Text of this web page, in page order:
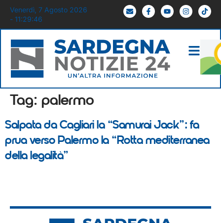
Venerdì, 7 Agosto 2026
- 11:29:46
Tag: palermo
Salpata da Cagliari la “Samurai Jack”: fa
prua verso Palermo la “Rotta mediterranea
della legalità”